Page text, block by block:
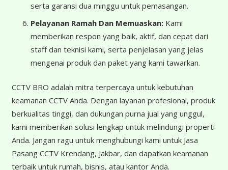
serta garansi dua minggu untuk pemasangan.
Pelayanan Ramah Dan Memuaskan: Kami
memberikan respon yang baik, aktif, dan cepat dari
staff dan teknisi kami, serta penjelasan yang jelas
mengenai produk dan paket yang kami tawarkan.
CCTV BRO adalah mitra terpercaya untuk kebutuhan
keamanan CCTV Anda. Dengan layanan profesional, produk
berkualitas tinggi, dan dukungan purna jual yang unggul,
kami memberikan solusi lengkap untuk melindungi properti
Anda. Jangan ragu untuk menghubungi kami untuk Jasa
Pasang CCTV Krendang, Jakbar, dan dapatkan keamanan
terbaik untuk rumah, bisnis, atau kantor Anda.